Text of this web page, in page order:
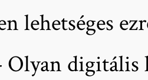
lehetséges
Olyan digitális